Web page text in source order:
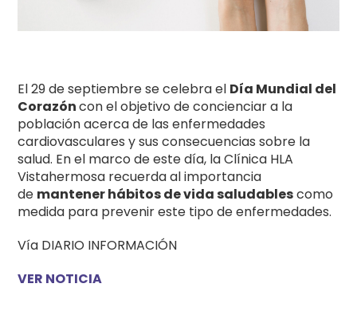
El 29 de septiembre se celebra el Día Mundial del
Corazóncon el objetivo de concienciar a la
población acerca de las enfermedades
cardiovasculares y sus consecuencias sobre la
salud. En el marco de este día, la Clínica HLA
Vistahermosa recuerda al importancia
de mantener hábitos de vida saludablescomo
medida para prevenir este tipo de enfermedades.
Vía DIARIO INFORMACIÓN
VER NOTICIA